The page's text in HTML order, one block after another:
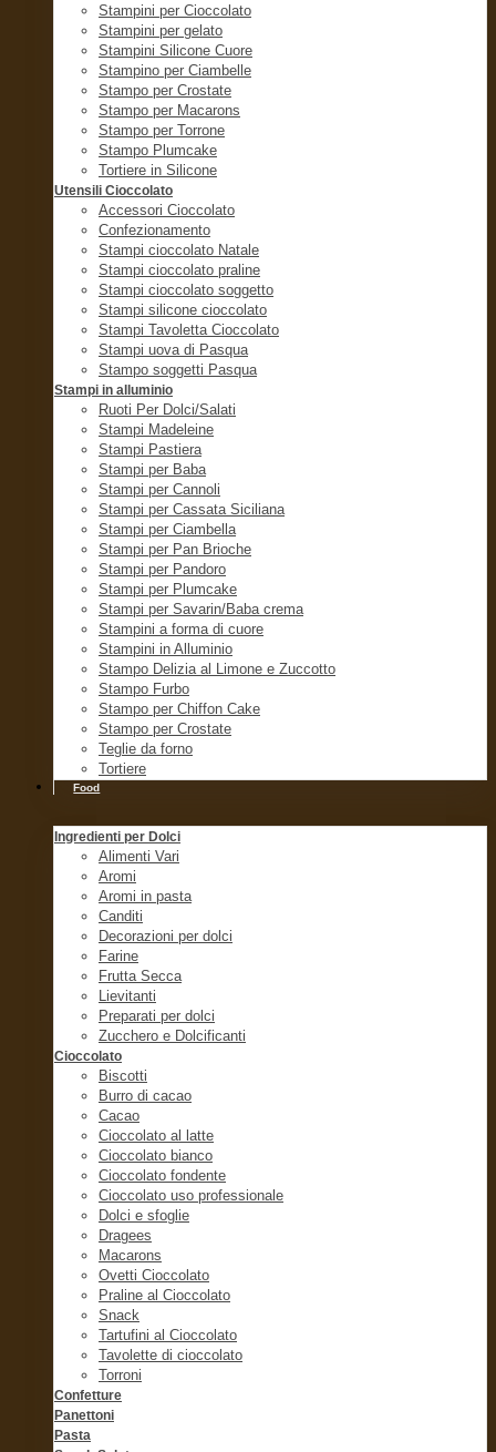
Stampini per Cioccolato
Stampini per gelato
Stampini Silicone Cuore
Stampino per Ciambelle
Stampo per Crostate
Stampo per Macarons
Stampo per Torrone
Stampo Plumcake
Tortiere in Silicone
Utensili Cioccolato
Accessori Cioccolato
Confezionamento
Stampi cioccolato Natale
Stampi cioccolato praline
Stampi cioccolato soggetto
Stampi silicone cioccolato
Stampi Tavoletta Cioccolato
Stampi uova di Pasqua
Stampo soggetti Pasqua
Stampi in alluminio
Ruoti Per Dolci/Salati
Stampi Madeleine
Stampi Pastiera
Stampi per Baba
Stampi per Cannoli
Stampi per Cassata Siciliana
Stampi per Ciambella
Stampi per Pan Brioche
Stampi per Pandoro
Stampi per Plumcake
Stampi per Savarin/Baba crema
Stampini a forma di cuore
Stampini in Alluminio
Stampo Delizia al Limone e Zuccotto
Stampo Furbo
Stampo per Chiffon Cake
Stampo per Crostate
Teglie da forno
Tortiere
Food
Ingredienti per Dolci
Alimenti Vari
Aromi
Aromi in pasta
Canditi
Decorazioni per dolci
Farine
Frutta Secca
Lievitanti
Preparati per dolci
Zucchero e Dolcificanti
Cioccolato
Biscotti
Burro di cacao
Cacao
Cioccolato al latte
Cioccolato bianco
Cioccolato fondente
Cioccolato uso professionale
Dolci e sfoglie
Dragees
Macarons
Ovetti Cioccolato
Praline al Cioccolato
Snack
Tartufini al Cioccolato
Tavolette di cioccolato
Torroni
Confetture
Panettoni
Pasta